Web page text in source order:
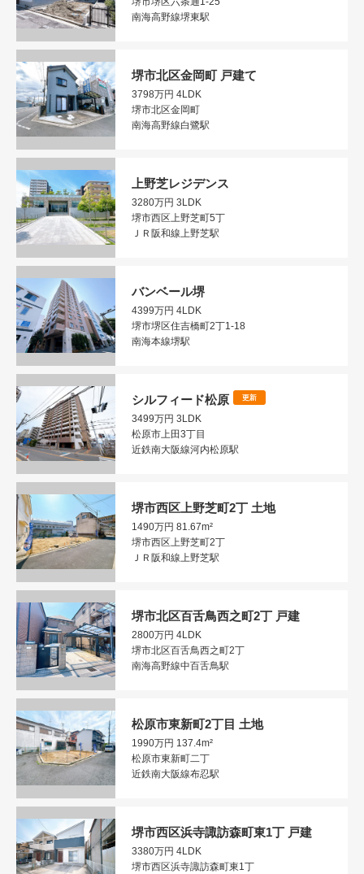
南海高野線堺東駅
堺市北区金岡町 戸建て
3798万円 4LDK
堺市北区金岡町
南海高野線白鷺駅
上野芝レジデンス
3280万円 3LDK
堺市西区上野芝町5丁
ＪＲ阪和線上野芝駅
バンベール堺
4399万円 4LDK
堺市堺区住吉橋町2丁1-18
南海本線堺駅
シルフィード松原 更新
3499万円 3LDK
松原市上田3丁目
近鉄南大阪線河内松原駅
堺市西区上野芝町2丁 土地
1490万円 81.67m²
堺市西区上野芝町2丁
ＪＲ阪和線上野芝駅
堺市北区百舌鳥西之町2丁 戸建
2800万円 4LDK
堺市北区百舌鳥西之町2丁
南海高野線中百舌鳥駅
松原市東新町2丁目 土地
1990万円 137.4m²
松原市東新町二丁
近鉄南大阪線布忍駅
堺市西区浜寺諏訪森町東1丁 戸建
3380万円 4LDK
堺市西区浜寺諏訪森町東1丁